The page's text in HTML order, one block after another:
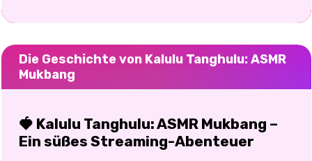
Die Geschichte von Kalulu Tanghulu: ASMR
Mukbang
🍓 Kalulu Tanghulu: ASMR Mukbang –
Ein süßes Streaming-Abenteuer